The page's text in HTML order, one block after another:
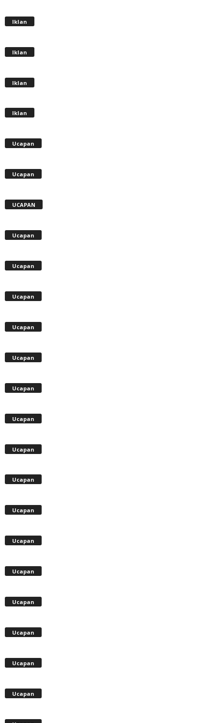
Iklan
Iklan
Iklan
Iklan
Ucapan
Ucapan
UCAPAN
Ucapan
Ucapan
Ucapan
Ucapan
Ucapan
Ucapan
Ucapan
Ucapan
Ucapan
Ucapan
Ucapan
Ucapan
Ucapan
Ucapan
Ucapan
Ucapan